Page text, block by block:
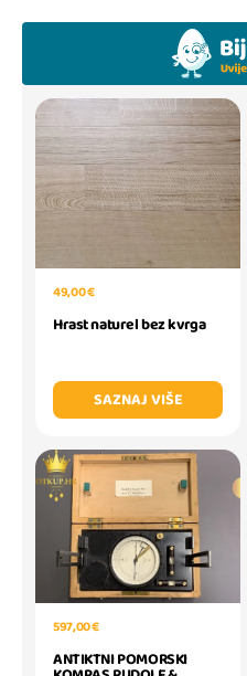
49,00 €
Hrast naturel bez kvrga
SAZNAJ VIŠE
597,00 €
ANTIKTNI POMORSKI